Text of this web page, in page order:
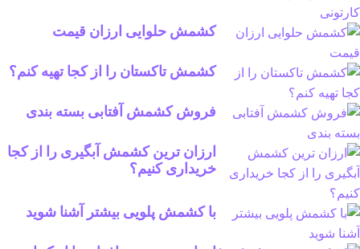
کشمش حلوایی ارزان قیمت
کشمش تاکستان را از کجا تهیه کنم؟
فروش کشمش آفتابی بسته بندی
ارزان ترین کشمش آبگیری را از کجا
خریداری کنیم؟
با کشمش پلویی بیشتر آشنا شوید